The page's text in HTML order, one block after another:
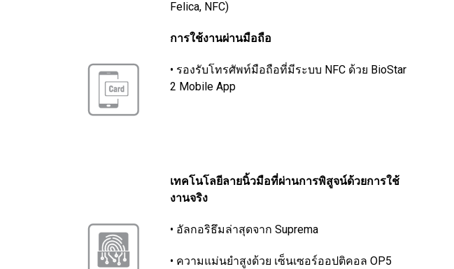
Felica, NFC)
การใช้งานผ่านมือถือ
• รองรับโทรศัพท์มือถือที่มีระบบ NFC ด้วย BioStar
2 Mobile App
เทคโนโลยีลายนิ้วมือที่ผ่านการพิสูจน์ด้วยการใช้
งานจริง
• อัลกอริธึมล่าสุดจาก Suprema
• ความแม่นยําสูงด้วย เซ็นเซอร์ออปติคอล OP5